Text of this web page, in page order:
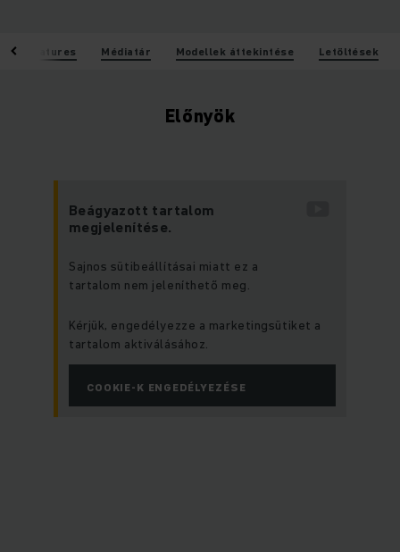
Features Médiatár Modellek áttekintése Letöltések
Előnyök
Beágyazott tartalom
megjelenítése.
Sajnos sütibeállításai miatt ez a
tartalom nem jeleníthető meg.
Kérjük, engedélyezze a marketingsütiket a
tartalom aktiválásához.
COOKIE-K ENGEDÉLYEZÉSE